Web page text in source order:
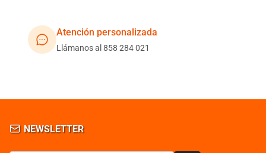
Atención personalizada
Llámanos al 858 284 021
NEWSLETTER